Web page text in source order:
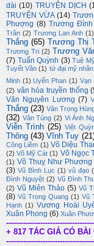
dài (10) TRUYỆN DỊCH
TRUYỆN VỪA (14)
Phượng (8) Trương Đình
Trân (2) Trương Lan Anh (1)
Thắng (65) Trương Thị
Trương Tri (2) Trương
(7) Tuấn Quỳnh (3) Tuệ
Tuyết Vân (1) tứ đại mỹ nhân
Minh (1) Uyển Phan (1) Vạn
(2) văn hóa truyền thống
Văn Nguyên Lương (7)
Thắng (23) Văn Trọng
(32) Vân Tùng (2) Vi Ánh
Viễn Trình (25) Việt
Thông (43) Vĩnh Tuy
Công Liêm (1) Võ Diệu
(2) Võ Mỹ Cát (1) Võ Ngọc
(1) Võ Thuỵ Như Phương
(3) Vũ Bình Lục (1) vũ đạo
Đình Nguyệt (2) Vũ Đình
(2) Vũ Miên Thảo (5) Vũ
(8) Vũ Trọng Quang (1) Vũ
Hạnh (1) Vương Hoài
Xuân Phong (6) Xuân
+ 817 TÁC GIẢ CÓ